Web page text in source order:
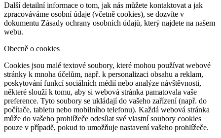
Další detailní informace o tom, jak nás můžete kontaktovat a jak
zpracováváme osobní údaje (včetně cookies), se dozvíte v
dokumentu Zásady ochrany osobních údajů, který najdete na našem
webu.
Obecně o cookies
Cookies jsou malé textové soubory, které mohou používat webové
stránky k mnoha účelům, např. k personalizaci obsahu a reklam,
poskytování funkcí sociálních médií nebo analýze návštěvnosti,
některé slouží k tomu, aby si webová stránka pamatovala vaše
preference. Tyto soubory se ukládají do vašeho zařízení (např. do
počítače, tabletu nebo mobilního telefonu). Každá webová stránka
může do vašeho prohlížeče odesílat své vlastní soubory cookies
pouze v případě, pokud to umožňuje nastavení vašeho prohlížeče.